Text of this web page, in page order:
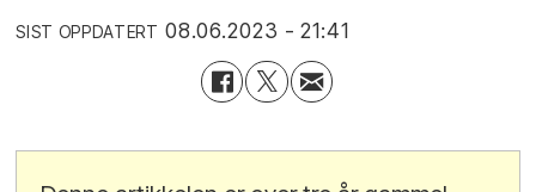
SIST OPPDATERT 08.06.2023 - 21:41